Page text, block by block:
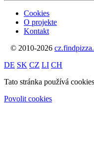
Cookies
O projekte
Kontakt
© 2010-2026
DE SK CZ LI CH
Tato stránka používá
Povolit cookies